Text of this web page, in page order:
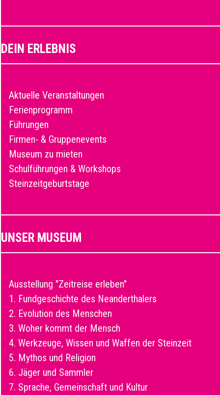
DEIN ERLEBNIS
Aktuelle Veranstaltungen
Ferienprogramm
Führungen
Firmen- & Gruppenevents
Museum zu mieten
Schulführungen & Workshops
Steinzeitgeburtstage
UNSER MUSEUM
Ausstellung "Zeitreise erleben"
1. Fundgeschichte des Neanderthalers
2. Evolution des Menschen
3. Woher kommt der Mensch
4. Werkzeuge, Wissen und Waffen der Steinzeit
5. Mythos und Religion
6. Jäger und Sammler
7. Sprache, Gemeinschaft und Kultur